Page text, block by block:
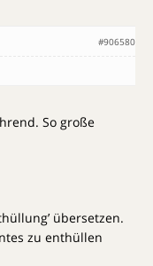
#906580
So große
übersetzen.
zu enthüllen